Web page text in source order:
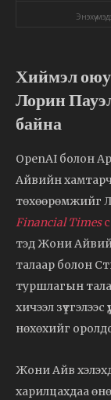
Энэхүү
Хиймэл
Лорин
байна
OpenAI болон
Айвийн
төхөөрөмжийг
Financial Times
тэд Жони
талаар болон
туршлагын
хичээл
нөхөхийг
Жони Айв
харилцахдаа